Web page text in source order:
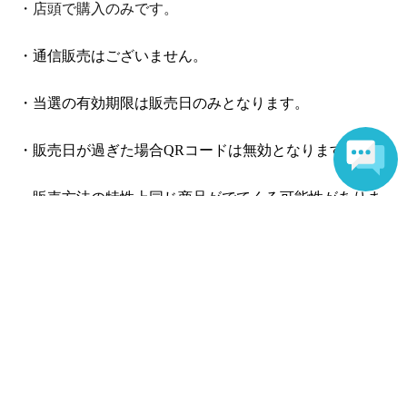
・店頭で購入のみです。
・通信販売はございません。
・当選の有効期限は販売日のみとなります。
・販売日が過ぎた場合QR コードは無効となります。
・販売方法の特性上同じ商品がでてくる可能性がありま